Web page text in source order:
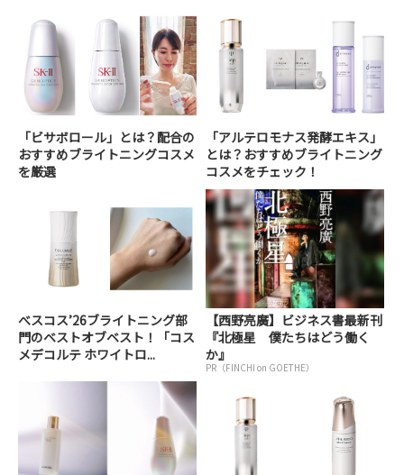
「ビサボロール」とは？配合の
おすすめブライトニングコスメ
を厳選
「アルテロモナス発酵エキス」
とは？おすすめブライトニング
コスメをチェック！
べスコス’26ブライトニング部
門のベストオブベスト！「コス
メデコルテ ホワイトロ...
【西野亮廣】ビジネス書最新刊
『北極星 僕たちはどう働く
か』
PR（FINCHI on GOETHE）